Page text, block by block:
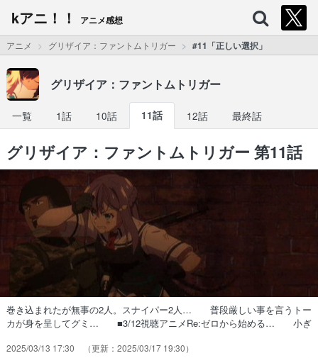
kアニ！！ アニメ感想
アニメ グリザイア：ファントムトリガー #11「正しい選択」
グリザイア：ファントムトリガー
一覧 1話 10話 11話 12話 最終話
グリザイア：ファントムトリガー 第11話
巻き込まれたが無事の2人。スナイパー2人… 普段厳しい事を言うトー
カが身を呈してグミ… ■3/12視聴アニメRe:ゼロから始める… 小ぎ
かなりキツい戦い… 作戦が始まって面白くなりましたね。決し
2025/03/13 17:30 2025/03/17 19:30